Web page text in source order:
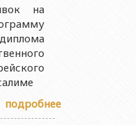
Республики
Республики
Азербайджанской
на
подробнее